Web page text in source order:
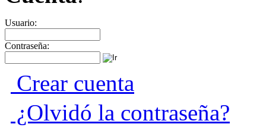
Usuario:
Contraseña:
Crear cuenta
¿Olvidó la contraseña?